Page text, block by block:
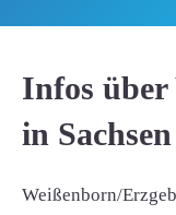
Infos über
in Sachsen
Weißenborn/